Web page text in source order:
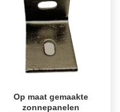
Op maat gemaakte
zonnepanelen